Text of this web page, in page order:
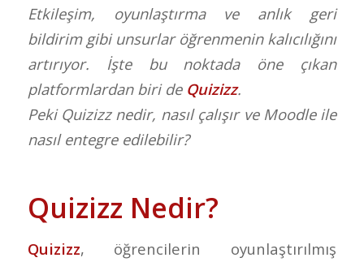
Etkileşim, oyunlaştırma ve anlık geri
bildirim gibi unsurlar öğrenmenin kalıcılığını
artırıyor. İşte bu noktada öne çıkan
platformlardan biri de Quizizz.
Peki Quizizz nedir, nasıl çalışır ve Moodle ile
nasıl entegre edilebilir?
Quizizz Nedir?
Quizizz, öğrencilerin oyunlaştırılmış